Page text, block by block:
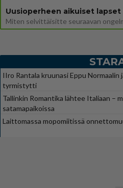
IIro Rantala kruunasi Eppu
tyrmistytti
Tallinkin Romantika lähtee Italiaan –
satamapaikoissa
Laittomassa mopomiitissä